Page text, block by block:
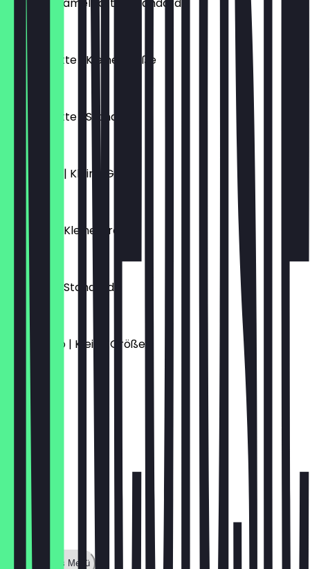
Schoko Latte | Kleine Größe
€ 5,70
Schoko Latte | Standard
€ 6,10
Flat White | Kleine Größe
€ 4,70
Espresso | Kleine Größe
€ 3,00
Espresso | Standard
€ 3,50
Americano | Kleine Größe
€ 3,90
Zeige ganzes Menü